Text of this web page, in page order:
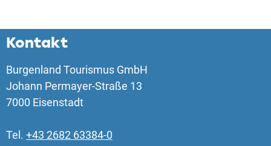
Kontakt
Burgenland Tourismus GmbH
Johann Permayer-Straße 13
7000 Eisenstadt
Tel. +43 2682 63384-0